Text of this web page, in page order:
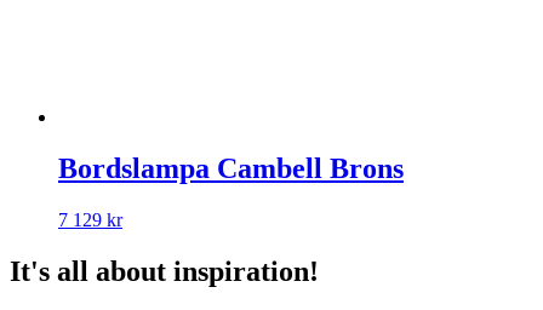
Bordslampa Cambell Brons
7 129 kr
It's all about inspiration!